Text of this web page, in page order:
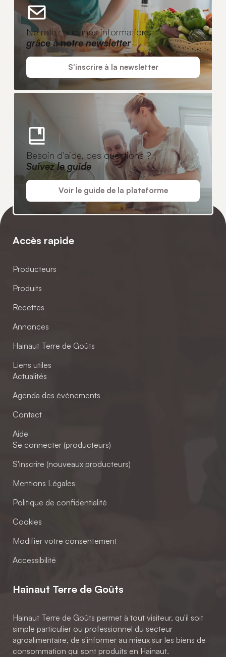
Ne ratez aucunes informations
grâce à notre newsletter
S'inscrire à la newsletter
Besoin d'aide, des questions ?
Suivez le guide
Voir le guide de la plateforme
Accès rapide
Producteurs
Produits
Recettes
Annonces
Hainaut Terre de Goûts
Liens utiles
Actualités
Agenda des événements
Contact
Aide
Se connecter (producteurs)
S'inscrire (nouveaux producteurs)
Mentions Légales
Politique de confidentialité
Cookies
Modifier votre consentement
Accessibilité
Hainaut Terre de Goûts
Hainaut Terre de Goûts permet à tout visiteur, qu'il soit
simple particulier ou professionnel du secteur
agroalimentaire, de s'informer au mieux sur les biens de
consommation qui sont produits en Hainaut.